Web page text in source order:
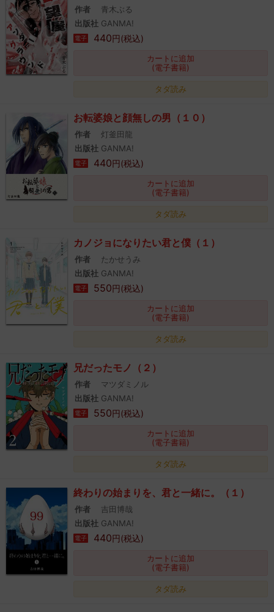
作者
青木ぶる
出版社 GANMA!
電子 440円(税込)
カートに追加
(電子書籍)
タダ読み
お転婆娘と顔無しの男（１０）
作者
灯釜田龍
出版社 GANMA!
電子 440円(税込)
カートに追加
(電子書籍)
タダ読み
カノジョになりたい君と僕（１）
作者
たかせうみ
出版社 GANMA!
電子 550円(税込)
カートに追加
(電子書籍)
タダ読み
兄だったモノ（２）
作者
マツダミノル
出版社 GANMA!
電子 550円(税込)
カートに追加
(電子書籍)
タダ読み
終わりの始まりを、君と一緒に。（１）
作者
吉田博哉
出版社 GANMA!
電子 440円(税込)
カートに追加
(電子書籍)
タダ読み